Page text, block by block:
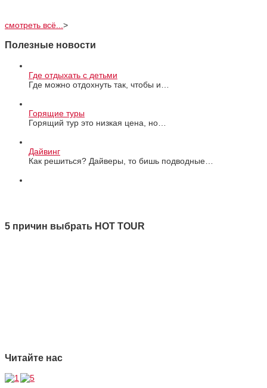
смотреть всё... >
Полезные новости
Где отдыхать с детьми
Где можно отдохнуть так, чтобы и…
Горящие туры
Горящий тур это низкая цена, но…
Дайвинг
Как решиться? Дайверы, то бишь подводные…
5 причин выбрать HOT TOUR
Читайте нас